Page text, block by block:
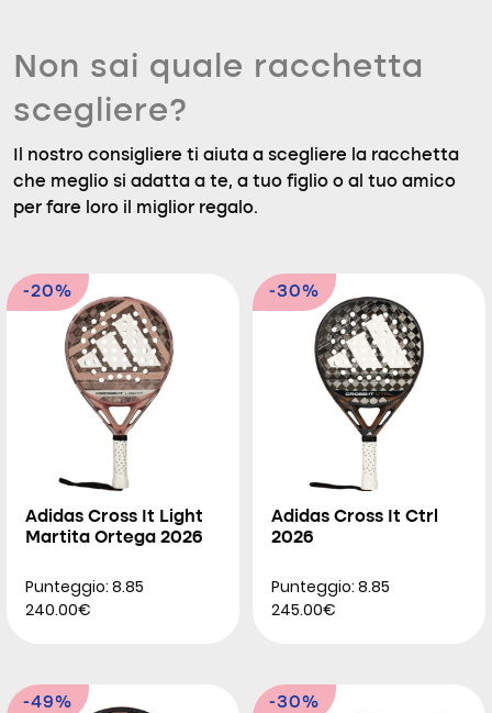
Non sai quale racchetta
scegliere?
Il nostro consigliere ti aiuta a scegliere la racchetta
che meglio si adatta a te, a tuo figlio o al tuo amico
per fare loro il miglior regalo.
-20%
Adidas Cross It Light
Martita Ortega 2026
Punteggio: 8.85
240.00€
-30%
Adidas Cross It Ctrl
2026
Punteggio: 8.85
245.00€
-49% -30%